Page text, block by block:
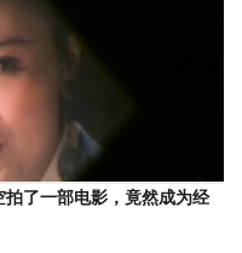
拍了一部电影，竟然成为经